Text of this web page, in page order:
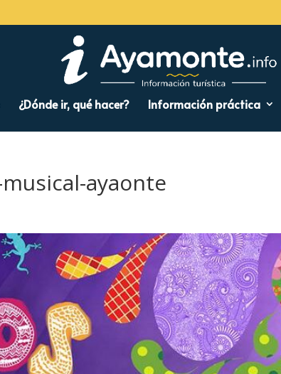
¿Dónde ir, qué hacer? Información práctica
ayaonte